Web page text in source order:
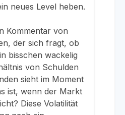
neues Level heben.
Kommentar von
der sich fragt, ob
bisschen wackelig
von Schulden
sieht im Moment
ist, wenn der Markt
Diese Volatilität